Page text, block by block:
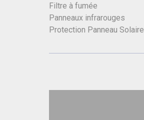
Filtre à fumée
Panneaux infrarouges
Protection Panneau Solaire